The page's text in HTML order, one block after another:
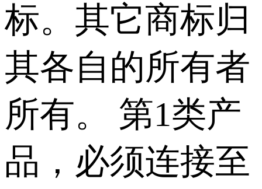
标。其它商标归
其各自的所有者
所有。 第1类产
品，必须连接至